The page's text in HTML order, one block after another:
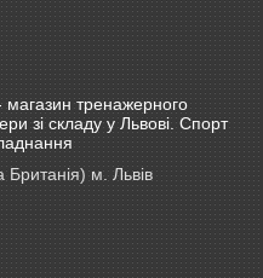
магазин тренажерного
зі складу у Львові. Спорт
м. Львів